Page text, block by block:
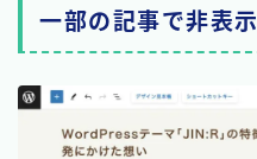
一部の記事で非表